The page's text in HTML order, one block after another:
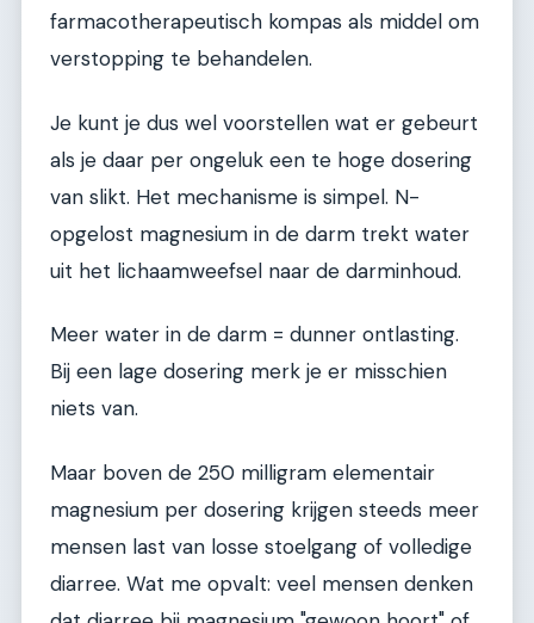
farmacotherapeutisch kompas als middel om
verstopping te behandelen.
Je kunt je dus wel voorstellen wat er gebeurt
als je daar per ongeluk een te hoge dosering
van slikt. Het mechanisme is simpel. N-
opgelost magnesium in de darm trekt water
uit het lichaamweefsel naar de darminhoud.
Meer water in de darm = dunner ontlasting.
Bij een lage dosering merk je er misschien
niets van.
Maar boven de 250 milligram elementair
magnesium per dosering krijgen steeds meer
mensen last van losse stoelgang of volledige
diarree. Wat me opvalt: veel mensen denken